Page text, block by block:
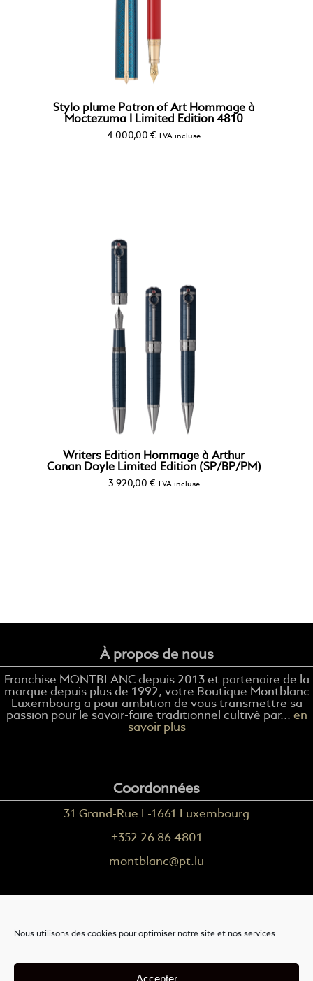
Nous utilisons des cookies pour optimiser notre site et nos services.
Accepter
Stylo plume Patron of Art Hommage à
Moctezuma I Limited Edition 4810
4 000,00 € TVA incluse
Writers Edition Hommage à Arthur
Conan Doyle Limited Edition (SP/BP/PM)
3 920,00 € TVA incluse
À propos de nous
Franchise MONTBLANC depuis 2013 et partenaire de la
marque depuis plus de 1992, votre Boutique Montblanc
Luxembourg a pour ambition de vous transmettre sa
passion pour le savoir-faire traditionnel cultivé par... en
savoir plus
Coordonnées
31 Grand-Rue L-1661 Luxembourg
+352 26 86 4801
montblanc@pt.lu